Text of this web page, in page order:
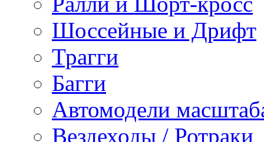
Шоссейные и Дрифт
Трагги
Багги
Автомодели
Вездеходы / Ротраки